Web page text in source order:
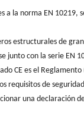
a la norma EN 10219,
estructurales de
junto con la serie EN
CE es el
requisitos de
una declaración